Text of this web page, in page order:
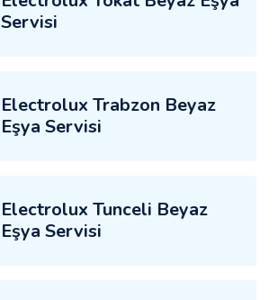
Servisi
Electrolux Trabzon Beyaz
Eşya Servisi
Electrolux Tunceli Beyaz
Eşya Servisi